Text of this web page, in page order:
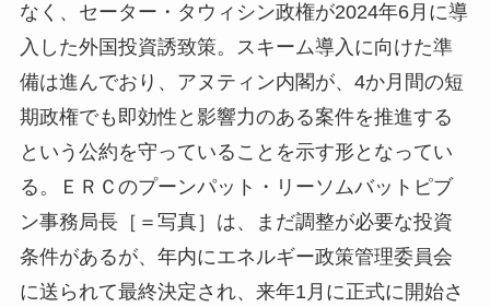
なく、セーター・タウィシン政権が2024年6月に導
入した外国投資誘致策。スキーム導入に向けた準
備は進んでおり、アヌティン内閣が、4か月間の短
期政権でも即効性と影響力のある案件を推進する
という公約を守っていることを示す形となってい
る。ＥＲＣのプーンパット・リーソムバットピブ
ン事務局長［＝写真］は、まだ調整が必要な投資
条件があるが、年内にエネルギー政策管理委員会
に送られて最終決定され、来年1月に正式に開始さ